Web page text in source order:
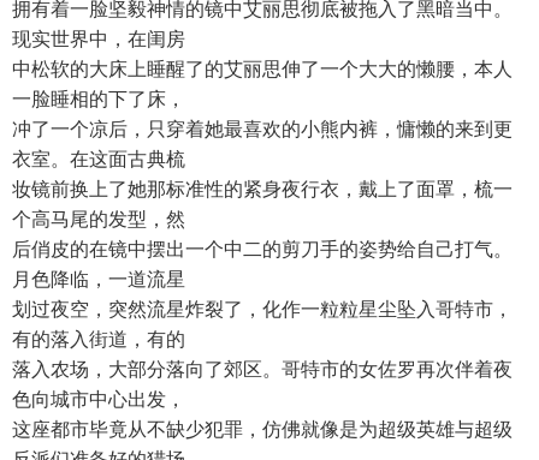
拥有着一脸坚毅神情的镜中艾丽思彻底被拖入了黑暗当中。
现实世界中，在闺房
中松软的大床上睡醒了的艾丽思伸了一个大大的懒腰，本人
一脸睡相的下了床，
冲了一个凉后，只穿着她最喜欢的小熊内裤，慵懒的来到更
衣室。在这面古典梳
妆镜前换上了她那标准性的紧身夜行衣，戴上了面罩，梳一
个高马尾的发型，然
后俏皮的在镜中摆出一个中二的剪刀手的姿势给自己打气。
月色降临，一道流星
划过夜空，突然流星炸裂了，化作一粒粒星尘坠入哥特市，
有的落入街道，有的
落入农场，大部分落向了郊区。哥特市的女佐罗再次伴着夜
色向城市中心出发，
这座都市毕竟从不缺少犯罪，仿佛就像是为超级英雄与超级